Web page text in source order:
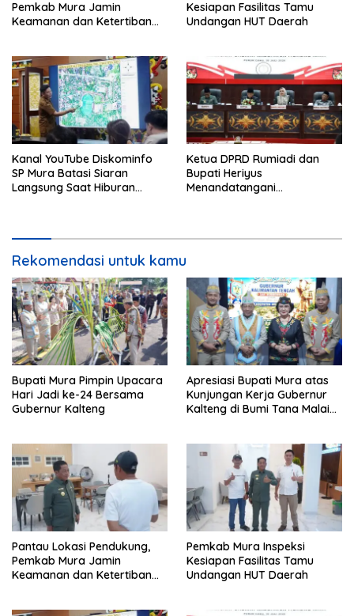
Pemkab Mura Jamin
Keamanan dan Ketertiban
Kesiapan Fasilitas Tamu
Undangan HUT Daerah
Kanal YouTube Diskominfo
SP Mura Batasi Siaran
Langsung Saat Hiburan
Ketua DPRD Rumiadi dan
Bupati Heriyus
Menandatangani
Rekomendasi untuk kamu
Bupati Mura Pimpin Upacara
Hari Jadi ke-24 Bersama
Gubernur Kalteng
Apresiasi Bupati Mura atas
Kunjungan Kerja Gubernur
Kalteng di Bumi Tana Malai
Pantau Lokasi Pendukung,
Pemkab Mura Jamin
Keamanan dan Ketertiban
Pemkab Mura Inspeksi
Kesiapan Fasilitas Tamu
Undangan HUT Daerah